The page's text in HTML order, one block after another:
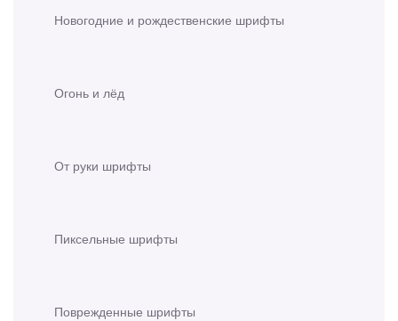
Новогодние и рождественские шрифты
Огонь и лёд
От руки шрифты
Пиксельные шрифты
Поврежденные шрифты